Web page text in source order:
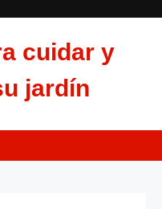
cuidar y
jardín